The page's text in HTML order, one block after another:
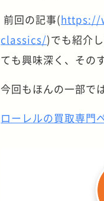
前回の記事(https://
classics/)でも紹介
ても興味深く、その
今回もほんの一部で
ローレルの買取専門